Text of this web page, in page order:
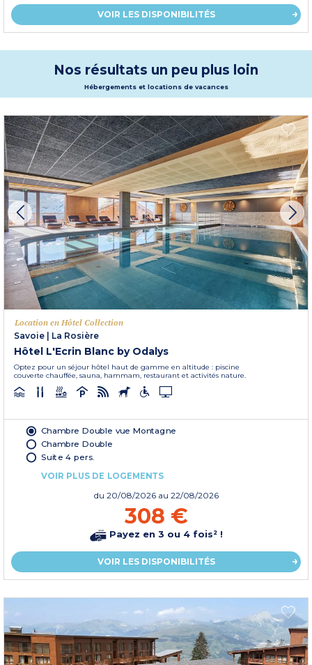
VOIR LES DISPONIBILITÉS
Nos résultats un peu plus loin
Hébergements et locations de vacances
Location en Hôtel Collection
Savoie | La Rosière
Hôtel L'Ecrin Blanc by Odalys
Optez pour un séjour hôtel haut de gamme en altitude : piscine
couverte chauffée, sauna, hammam, restaurant et activités nature.
Chambre Double vue Montagne
Chambre Double
Suite 4 pers.
VOIR PLUS DE LOGEMENTS
du 20/08/2026 au 22/08/2026
308 €
Payez en 3 ou 4 fois² !
VOIR LES DISPONIBILITÉS